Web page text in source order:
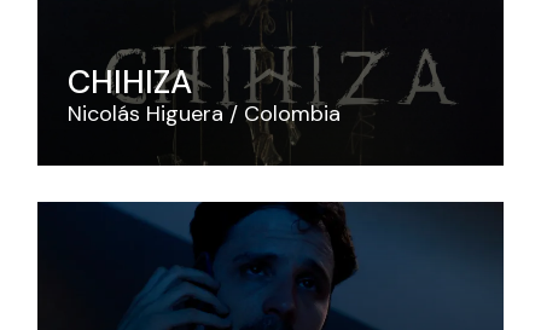
CHIHIZA
Nicolás Higuera Colombia